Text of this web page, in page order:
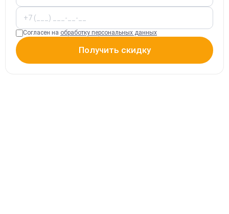
Согласен на обработку персональных данных
Получить скидку